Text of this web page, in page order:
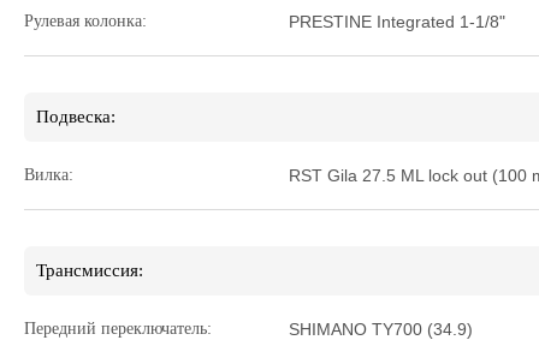
Рулевая колонка: PRESTINE Integrated 1-1/8"
Подвеска:
Вилка: RST Gila 27.5 ML lock out (100
Трансмиссия:
Передний переключатель: SHIMANO TY700 (34.9)